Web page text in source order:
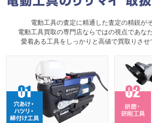
電動工具の査定に精通した査定の精鋭が
電動工具買取の専門店ならではの視点であな
愛着ある工具をしっかりと高値で買取りさせ